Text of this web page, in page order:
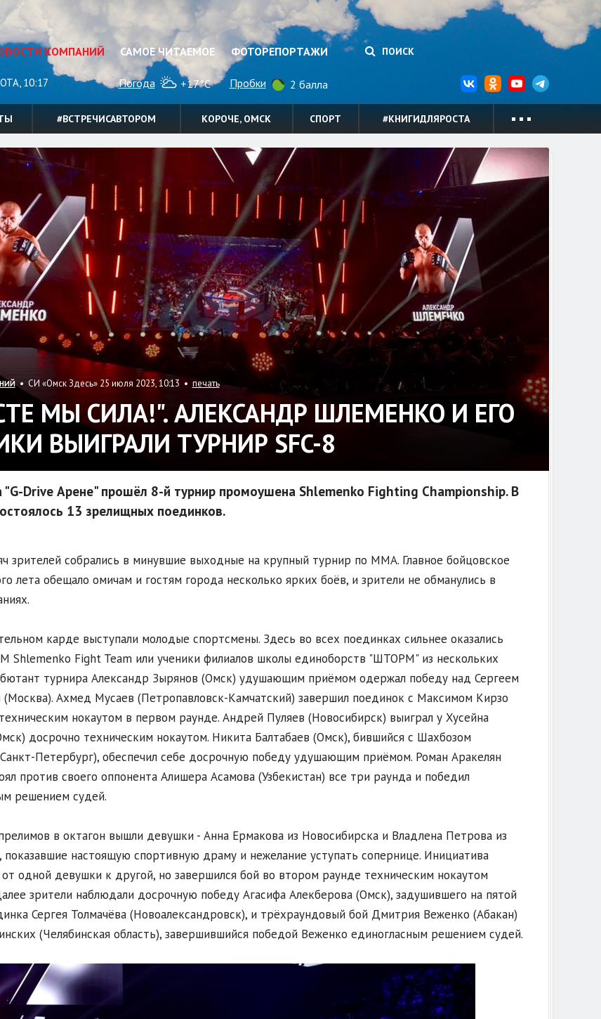
КОМПАНИЙ САМОЕ ЧИТАЕМОЕ ФОТОРЕПОРТАЖИ ПОИСК
10:17 Погода +17°C Пробки 2 балла
#ВСТРЕЧИСАВТОРОМ КОРОЧЕ, ОМСК СПОРТ #КНИГИДЛЯРОСТА
• СИ «Омск Здесь» 25 июля 2023, 10:13 • печать
МЫ СИЛА!". АЛЕКСАНДР ШЛЕМЕНКО И ЕГО
ВЫИГРАЛИ ТУРНИР SFC-8
"G-Drive Арене" прошёл 8-й турнир промоушена Shlemenko Fighting Championship. В
13 зрелищных поединков.
зрителей собрались в минувшие выходные на крупный турнир по ММА. Главное бойцовское
лета обещало омичам и гостям города несколько ярких боёв, и зрители не обманулись в
карде выступали молодые спортсмены. Здесь во всех поединках сильнее оказались
Shlemenko Fight Team или ученики филиалов школы единоборств "ШТОРМ" из нескольких
турнира Александр Зырянов (Омск) удушающим приёмом одержал победу над Сергеем
Ахмед Мусаев (Петропавловск-Камчатский) завершил поединок с Максимом Кирзо
нокаутом в первом раунде. Андрей Пуляев (Новосибирск) выиграл у Хусейна
досрочно техническим нокаутом. Никита Балтабаев (Омск), бившийся с Шахбозом
Петербург), обеспечил себе досрочную победу удушающим приёмом. Роман Аракелян
против своего оппонента Алишера Асамова (Узбекистан) все три раунда и победил
решением судей.
в октагон вышли девушки - Анна Ермакова из Новосибирска и Владлена Петрова из
показавшие настоящую спортивную драму и нежелание уступать сопернице. Инициатива
одной девушки к другой, но завершился бой во втором раунде техническим нокаутом
зрители наблюдали досрочную победу Агасифа Алекберова (Омск), задушившего на пятой
Сергея Толмачёва (Новоалександровск), и трёхраундовый бой Дмитрия Веженко (Абакан)
(Челябинская область), завершившийся победой Веженко единогласным решением судей.